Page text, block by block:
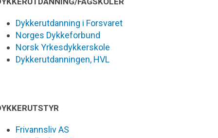
Dykkerutdanning i Forsvaret
Norges Dykkeforbund
Norsk Yrkesdykkerskole
Dykkerutdanningen, HVL
Frivannsliv AS